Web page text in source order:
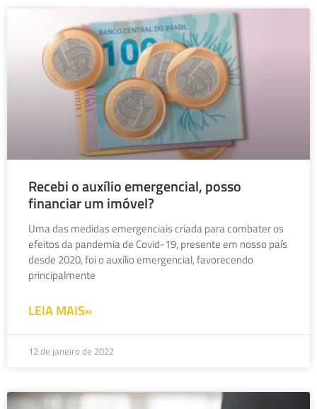
Recebi o auxílio emergencial, posso
financiar um imóvel?
Uma das medidas emergenciais criada para combater os
efeitos da pandemia de Covid-19, presente em nosso país
desde 2020, foi o auxílio emergencial, favorecendo
principalmente
LEIA MAIS»
12 de janeiro de 2022